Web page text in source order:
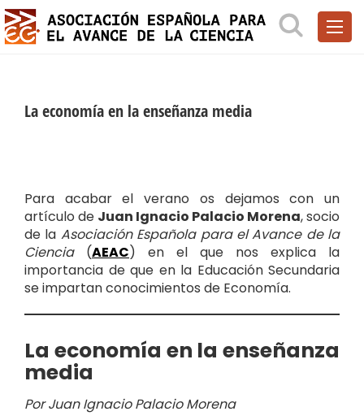
La economía en la enseñanza media
Para acabar el verano os dejamos con un
artículo de Juan Ignacio Palacio Morena, socio
de la Asociación Española para el Avance de la
Ciencia (AEAC) en el que nos explica la
importancia de que en la Educación Secundaria
se impartan conocimientos de Economía.
La economía en la enseñanza
media
Por Juan Ignacio Palacio Morena